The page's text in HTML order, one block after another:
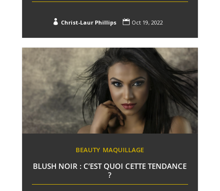
 Christ-Laur Phillips  Oct 19, 2022
BEAUTY MAQUILLAGE
BLUSH NOIR : C’EST QUOI CETTE TENDANCE
?